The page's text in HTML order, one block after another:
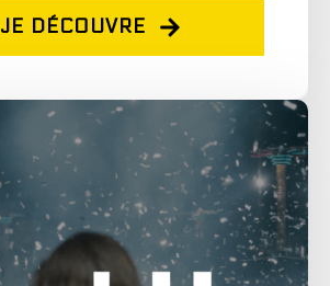
JE DÉCOUVRE